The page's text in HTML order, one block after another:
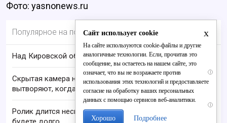
Фото: yasnonews.ru
Популярное на портале
Над Кировской областью сбили БПЛА
i
Скрытая камера на пляже Крыма: Что люди
вытворяют, когда их не видят...
i
Ролик длится несколько секунд, а смеяться вы
x
Сайт использует cookie
На сайте используются cookie-файлы и другие
аналогичные технологии. Если, прочитав это
сообщение, вы остаетесь на нашем сайте, это
означает, что вы не возражаете против
использования этих технологий и предоставляете
согласие на обработку ваших персональных
данных с помощью сервисов веб-аналитики.
Хорошо Подробнее